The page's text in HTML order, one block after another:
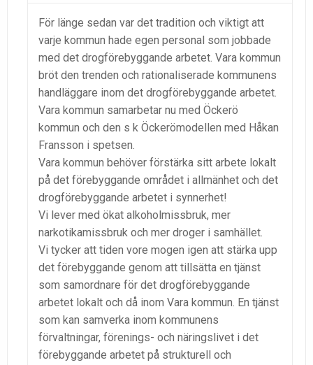
För länge sedan var det tradition och viktigt att
varje kommun hade egen personal som jobbade
med det drogförebyggande arbetet. Vara kommun
bröt den trenden och rationaliserade kommunens
handläggare inom det drogförebyggande arbetet.
Vara kommun samarbetar nu med Öckerö
kommun och den s k Öckerömodellen med Håkan
Fransson i spetsen.
Vara kommun behöver förstärka sitt arbete lokalt
på det förebyggande området i allmänhet och det
drogförebyggande arbetet i synnerhet!
Vi lever med ökat alkoholmissbruk, mer
narkotikamissbruk och mer droger i samhället.
Vi tycker att tiden vore mogen igen att stärka upp
det förebyggande genom att tillsätta en tjänst
som samordnare för det drogförebyggande
arbetet lokalt och då inom Vara kommun. En tjänst
som kan samverka inom kommunens
förvaltningar, förenings- och näringslivet i det
förebyggande arbetet på strukturell och